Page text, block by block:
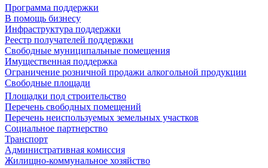
Программа поддержки
В помощь бизнесу
Инфраструктура поддержки
Реестр получателей поддержки
Свободные муниципальные помещения
Имущественная поддержка
Ограничение розничной продажи алкогольной продукции
Свободные площади
Площадки под строительство
Перечень свободных помещений
Перечень неиспользуемых земельных участков
Социальное партнерство
Транспорт
Административная комиссия
Жилищно-коммунальное хозяйство